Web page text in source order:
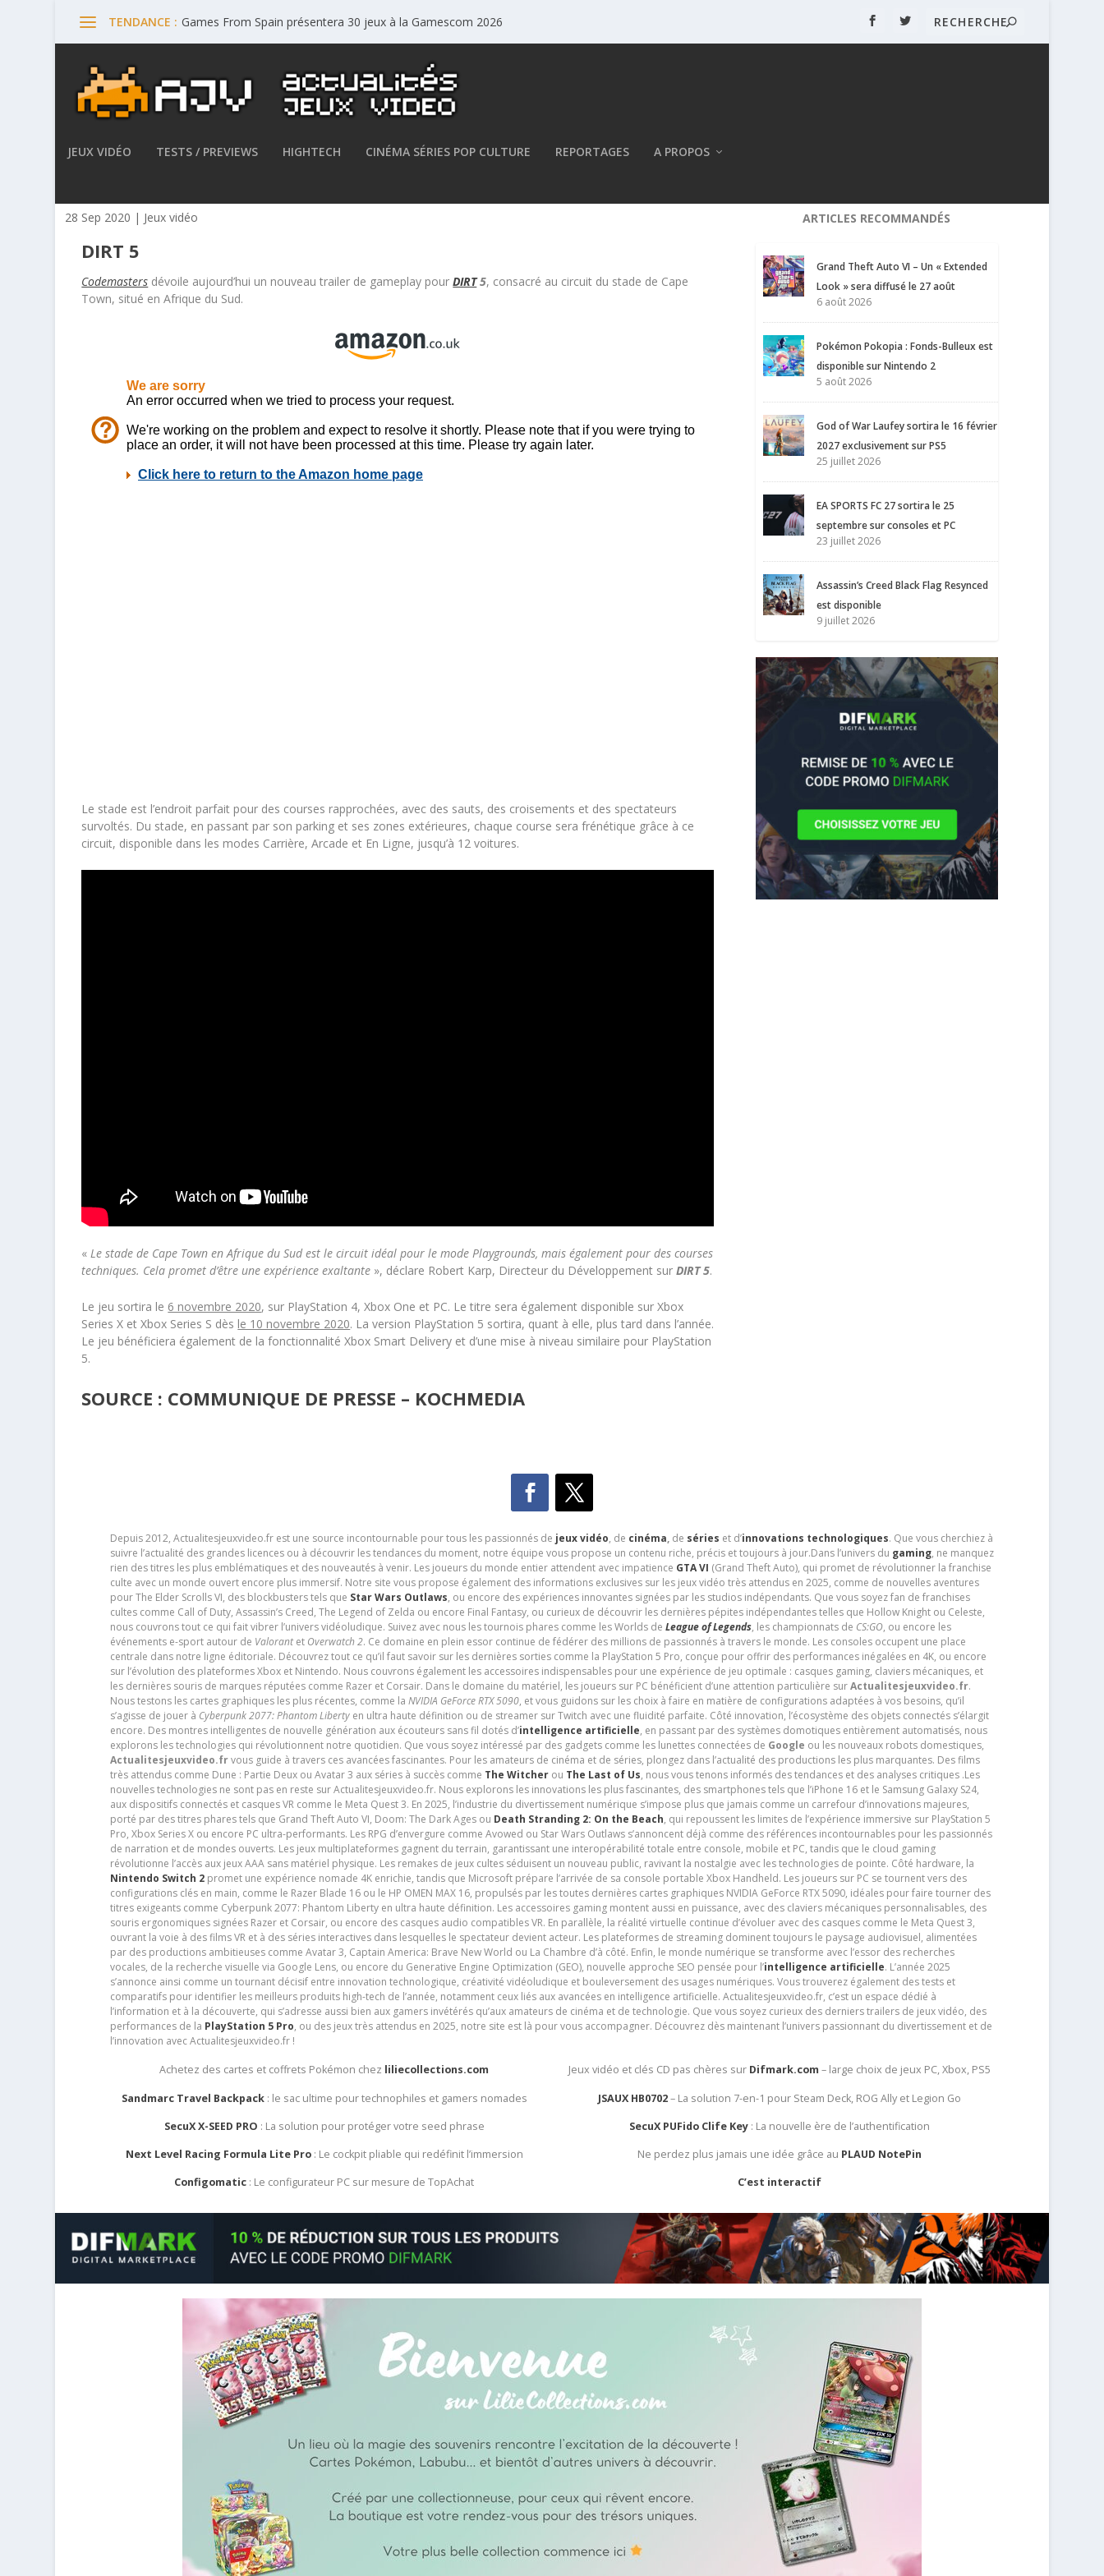
TENDANCE : Games From Spain présentera 30 jeux à la Gamescom 2026
JEUX VIDÉO TESTS / PREVIEWS HIGHTECH CINÉMA SÉRIES POP CULTURE REPORTAGES A PROPOS
28 Sep 2020 | Jeux vidéo
DIRT 5
Codemasters dévoile aujourd’hui un nouveau trailer de gameplay pourDIRT5, consacré au circuit du stade de Cape
Town, situé en Afrique du Sud.
Le stade est l’endroit parfait pour des courses rapprochées, avec des sauts, des croisements et des spectateurs
survoltés. Du stade, en passant par son parking et ses zones extérieures, chaque course sera frénétique grâce à ce
circuit, disponible dans les modes Carrière, Arcade et En Ligne, jusqu’à 12 voitures.
«Le stade de Cape Town en Afrique du Sud est le circuit idéal pour le mode Playgrounds, mais également pour des courses
techniques. Cela promet d’être une expérience exaltante », déclare Robert Karp, Directeur du Développement surDIRT 5.
Le jeu sortira le 6 novembre 2020, sur PlayStation 4, Xbox One et PC. Le titre sera également disponible sur Xbox
Series X et Xbox Series S dès le 10 novembre 2020. La version PlayStation 5 sortira, quant à elle, plus tard dans l’année.
Le jeu bénéficiera également de la fonctionnalité Xbox Smart Delivery et d’une mise à niveau similaire pour PlayStation
5.
SOURCE : COMMUNIQUE DE PRESSE – KOCHMEDIA
ARTICLES RECOMMANDÉS
Grand Theft Auto VI – Un « Extended
Look » sera diffusé le 27 août
6 août 2026
Pokémon Pokopia : Fonds-Bulleux est
disponible sur Nintendo 2
5 août 2026
God of War Laufey sortira le 16 février
2027 exclusivement sur PS5
25 juillet 2026
EA SPORTS FC 27 sortira le 25
septembre sur consoles et PC
23 juillet 2026
Assassin’s Creed Black Flag Resynced
est disponible
9 juillet 2026
Depuis 2012, Actualitesjeuxvideo.fr est une source incontournable pour tous les passionnés de jeux vidéo, de cinéma,de séries et d’innovations technologiques. Que vous cherchiez à
suivre l’actualité des grandes licences ou à découvrir les tendances du moment, notre équipe vous propose un contenu riche, précis et toujours à jour.Dans l’univers du gaming, ne manquez
rien des titres les plus emblématiques et des nouveautés à venir. Les joueurs du monde entier attendent avec impatience GTA VI (Grand Theft Auto), qui promet de révolutionner la franchise
culte avec un monde ouvert encore plus immersif. Notre site vous propose également des informations exclusives sur les jeux vidéo très attendus en 2025, comme de nouvelles aventures
pour The Elder Scrolls VI, des blockbusters tels que Star Wars Outlaws, ou encore des expériences innovantes signées par les studios indépendants. Que vous soyez fan de franchises
cultes comme Call of Duty, Assassin’s Creed, The Legend of Zelda ou encore Final Fantasy, ou curieux de découvrir les dernières pépites indépendantes telles que Hollow Knight ou Celeste,
nous couvrons tout ce qui fait vibrer l’univers vidéoludique. Suivez avec nous les tournois phares comme les Worlds de League of Legends, les championnats de CS:GO, ou encore les
événements e-sport autour de Valorantet Overwatch 2. Ce domaine en plein essor continue de fédérer des millions de passionnés à travers le monde. Les consoles occupent une place
centrale dans notre ligne éditoriale. Découvrez tout ce qu’il faut savoir sur les dernières sorties comme la PlayStation 5 Pro, conçue pour offrir des performances inégalées en 4K, ou encore
sur l’évolution des plateformes Xbox et Nintendo. Nous couvrons également les accessoires indispensables pour une expérience de jeu optimale : casques gaming, claviers mécaniques, et
les dernières souris de marques réputées comme Razer et Corsair. Dans le domaine du matériel, les joueurs sur PC bénéficient d’une attention particulière surActualitesjeuxvideo.fr.
Nous testons les cartes graphiques les plus récentes, comme la NVIDIA GeForce RTX 5090, et vous guidons sur les choix à faire en matière de configurations adaptées à vos besoins, qu’il
s’agisse de jouer à Cyberpunk 2077: Phantom Libertyen ultra haute définition ou de streamer sur Twitch avec une fluidité parfaite. Côté innovation, l’écosystème des objets connectés s’élargit
encore. Des montres intelligentes de nouvelle génération aux écouteurs sans fil dotés d’intelligence artificielle, en passant par des systèmes domotiques entièrement automatisés, nous
explorons les technologies qui révolutionnent notre quotidien. Que vous soyez intéressé par des gadgets comme les lunettes connectées de Google ou les nouveaux robots domestiques,
Actualitesjeuxvideo.frvous guide à travers ces avancées fascinantes. Pour les amateurs de cinéma et de séries, plongez dans l’actualité des productions les plus marquantes. Des films
très attendus comme Dune : Partie Deux ou Avatar 3 aux séries à succès comme The Witcherou The Last of Us, nous vous tenons informés des tendances et des analyses critiques .Les
nouvelles technologies ne sont pas en reste sur Actualitesjeuxvideo.fr. Nous explorons les innovations les plus fascinantes, des smartphones tels que l’iPhone 16 et le Samsung Galaxy S24,
aux dispositifs connectés et casques VR comme le Meta Quest 3. En 2025, l’industrie du divertissement numérique s’impose plus que jamais comme un carrefour d’innovations majeures,
porté par des titres phares tels que Grand Theft Auto VI, Doom: The Dark Ages ou Death Stranding 2: On the Beach, qui repoussent les limites de l’expérience immersive sur PlayStation 5
Pro, Xbox Series X ou encore PC ultra-performants. Les RPG d’envergure comme Avowed ou Star Wars Outlaws s’annoncent déjà comme des références incontournables pour les passionnés
de narration et de mondes ouverts. Les jeux multiplateformes gagnent du terrain, garantissant une interopérabilité totale entre console, mobile et PC, tandis que le cloud gaming
révolutionne l’accès aux jeux AAA sans matériel physique. Les remakes de jeux cultes séduisent un nouveau public, ravivant la nostalgie avec les technologies de pointe. Côté hardware, la
Nintendo Switch 2promet une expérience nomade 4K enrichie, tandis que Microsoft prépare l’arrivée de sa console portable Xbox Handheld. Les joueurs sur PC se tournent vers des
configurations clés en main, comme le Razer Blade 16 ou le HP OMEN MAX 16, propulsés par les toutes dernières cartes graphiques NVIDIA GeForce RTX 5090, idéales pour faire tourner des
titres exigeants comme Cyberpunk 2077: Phantom Liberty en ultra haute définition. Les accessoires gaming montent aussi en puissance, avec des claviers mécaniques personnalisables, des
souris ergonomiques signées Razer et Corsair, ou encore des casques audio compatibles VR. En parallèle, la réalité virtuelle continue d’évoluer avec des casques comme le Meta Quest 3,
ouvrant la voie à des films VR et à des séries interactives dans lesquelles le spectateur devient acteur. Les plateformes de streaming dominent toujours le paysage audiovisuel, alimentées
par des productions ambitieuses comme Avatar 3, Captain America: Brave New World ou La Chambre d’à côté. Enfin, le monde numérique se transforme avec l’essor des recherches
vocales, de la recherche visuelle via Google Lens, ou encore du Generative Engine Optimization (GEO), nouvelle approche SEO pensée pour l’intelligence artificielle. L’année 2025
s’annonce ainsi comme un tournant décisif entre innovation technologique, créativité vidéoludique et bouleversement des usages numériques. Vous trouverez également des tests et
comparatifs pour identifier les meilleurs produits high-tech de l’année, notamment ceux liés aux avancées en intelligence artificielle. Actualitesjeuxvideo.fr, c’est un espace dédié à
l’information et à la découverte, qui s’adresse aussi bien aux gamers invétérés qu’aux amateurs de cinéma et de technologie. Que vous soyez curieux des derniers trailers de jeux vidéo, des
performances de la PlayStation 5 Pro, ou des jeux très attendus en 2025, notre site est là pour vous accompagner. Découvrez dès maintenant l’univers passionnant du divertissement et de
l’innovation avec Actualitesjeuxvideo.fr !
Achetez des cartes et coffrets Pokémon chez liliecollections.com
Sandmarc Travel Backpack: le sac ultime pour technophiles et gamers nomades
SecuX X-SEED PRO : La solution pour protéger votre seed phrase
Next Level Racing Formula Lite Pro: Le cockpit pliable qui redéfinit l’immersion
Configomatic : Le configurateur PC sur mesure de TopAchat
Jeux vidéo et clés CD pas chères sur Difmark.com – large choix de jeux PC, Xbox, PS5
JSAUX HB0702– La solution 7-en-1 pour Steam Deck, ROG Ally et Legion Go
SecuX PUFido Clife Key : La nouvelle ère de l’authentification
Ne perdez plus jamais une idée grâce au PLAUD NotePin
C’est interactif